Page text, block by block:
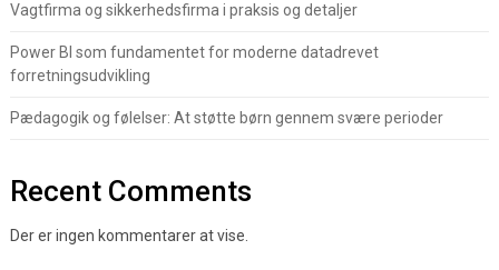
Vagtfirma og sikkerhedsfirma i praksis og detaljer
Power BI som fundamentet for moderne datadrevet
forretningsudvikling
Pædagogik og følelser: At støtte børn gennem svære perioder
Recent Comments
Der er ingen kommentarer at vise.